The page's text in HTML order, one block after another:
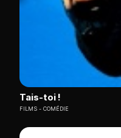
Tais-toi !
FILMS COMÉDIE